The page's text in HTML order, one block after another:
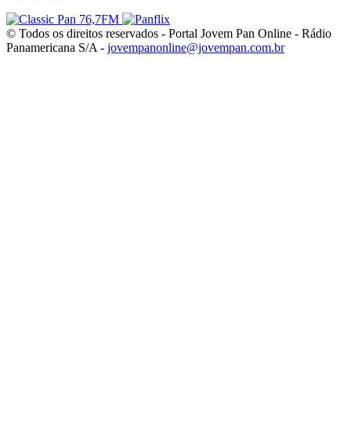
© Todos os direitos reservados - Portal Jovem Pan Online - Rádio
Panamericana S/A - jovempanonline@jovempan.com.br